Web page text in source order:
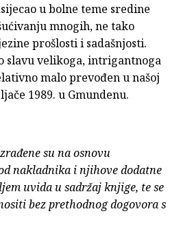
u bolne teme sredine
mnogih, ne tako
prošlosti i sadašnjosti.
slavu velikoga, intrigantnoga
malo prevođen u našoj
1989. u Gmundenu.
su na osnovu
nakladnika i njihove dodatne
uvida u sadržaj knjige, te se
bez prethodnog dogovora s